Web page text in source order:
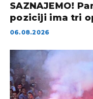
SAZNAJEMO!
poziciji ima tri
06.08.2026